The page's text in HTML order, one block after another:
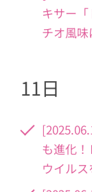
キサー
チオ風
11日
も進化！
ウイル